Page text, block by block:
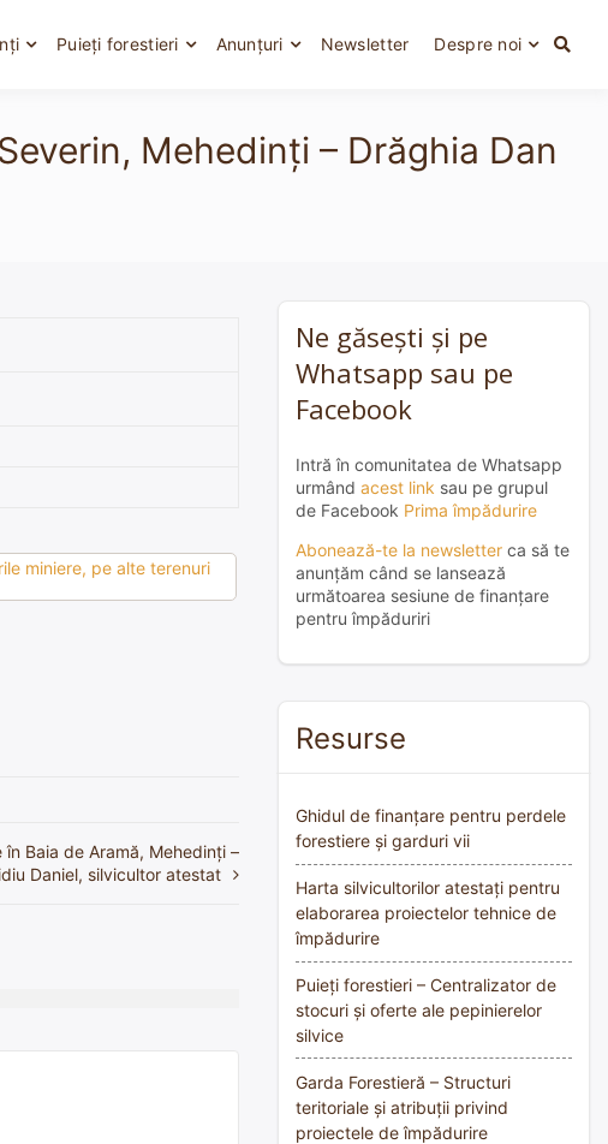
Puieți forestieri Anunțuri Newsletter Despre noi
Mehedinți – Drăghia Dan
miniere, pe alte terenuri
Baia de Aramă, Mehedinți –
Daniel, silvicultor atestat
Ne găsești și pe
Whatsapp sau pe
Facebook
Intră în comunitatea de Whatsapp
urmând acest link sau pe grupul
de Facebook Prima împădurire
Abonează-te la newsletter ca să te
anunțăm când se lansează
următoarea sesiune de finanțare
pentru împăduriri
Resurse
Ghidul de finanțare pentru perdele
forestiere și garduri vii
Harta silvicultorilor atestați pentru
elaborarea proiectelor tehnice de
împădurire
Puieți forestieri – Centralizator de
stocuri și oferte ale pepinierelor
silvice
Garda Forestieră – Structuri
teritoriale și atribuții privind
proiectele de împădurire